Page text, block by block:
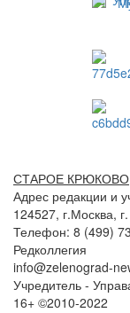
СТАРОЕ КРЮКОВО
Адрес редакции и
124527, г.Москва,
Телефон: 8 (499)
Редколлегия
info@zelenograd-
Учредитель -
16+ ©2010-2022